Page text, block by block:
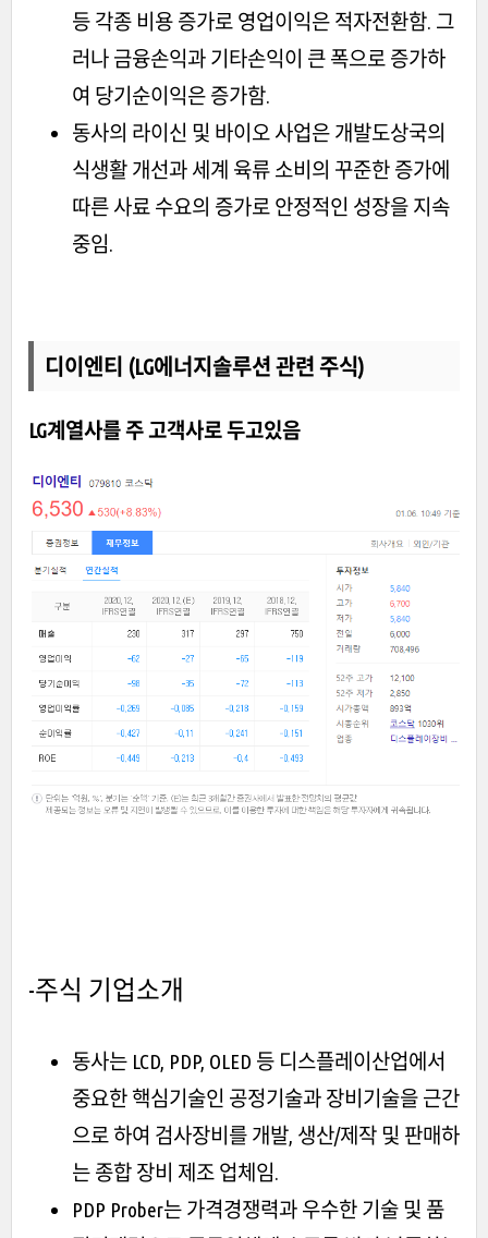
등 각종 비용 증가로 영업이익은 적자전환함. 그
러나 금융손익과 기타손익이 큰 폭으로 증가하
여 당기순이익은 증가함.
동사의 라이신 및 바이오 사업은 개발도상국의
식생활 개선과 세계 육류 소비의 꾸준한 증가에
따른 사료 수요의 증가로 안정적인 성장을 지속
중임.
디이엔티 (LG에너지솔루션 관련 주식)
LG계열사를 주 고객사로 두고있음
-주식 기업소개
동사는 LCD, PDP, OLED 등 디스플레이산업에서
중요한 핵심기술인 공정기술과 장비기술을 근간
으로 하여 검사장비를 개발, 생산/제작 및 판매하
는 종합 장비 제조 업체임.
PDP Prober는 가격경쟁력과 우수한 기술 및 품